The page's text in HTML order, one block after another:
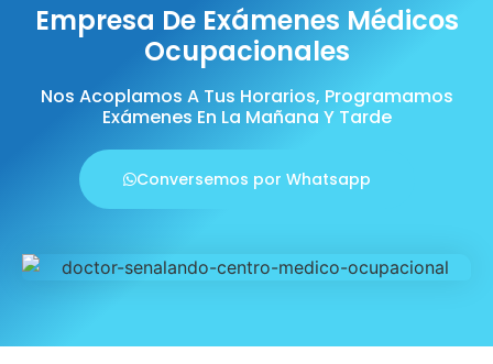
Empresa De Exámenes Médicos
Ocupacionales
Nos Acoplamos A Tus Horarios, Programamos
Exámenes En La Mañana Y Tarde
Conversemos por Whatsapp